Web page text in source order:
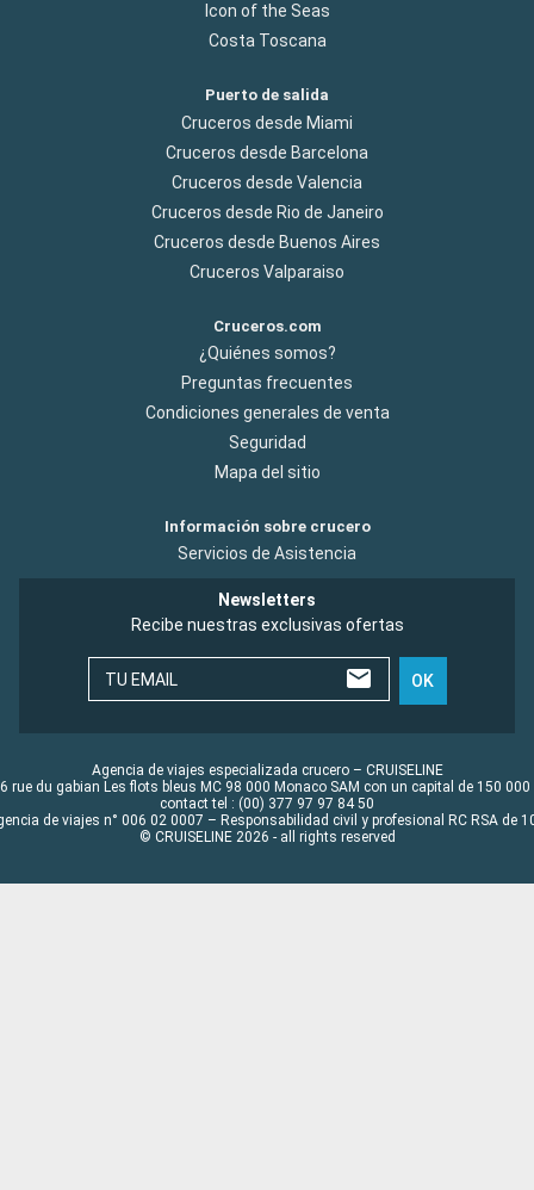
Icon of the Seas
Costa Toscana
Puerto de salida
Cruceros desde Miami
Cruceros desde Barcelona
Cruceros desde Valencia
Cruceros desde Rio de Janeiro
Cruceros desde Buenos Aires
Cruceros Valparaiso
Cruceros.com
¿Quiénes somos?
Preguntas frecuentes
Condiciones generales de venta
Seguridad
Mapa del sitio
Información sobre crucero
Servicios de Asistencia
Newsletters
Recibe nuestras exclusivas ofertas
TU EMAIL OK
Agencia de viajes especializada crucero – CRUISELINE
rue du gabian Les flots bleus MC 98 000 Monaco SAM con un capital de 150 000
contact tel : (00) 377 97 97 84 50
de viajes n° 006 02 0007 – Responsabilidad civil y profesional RC RSA de
© CRUISELINE 2026 - all rights reserved